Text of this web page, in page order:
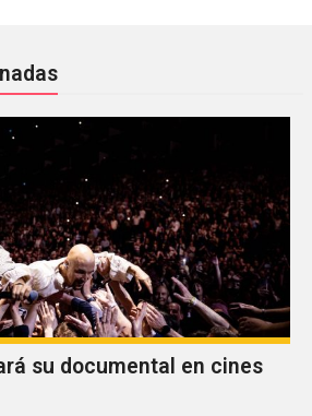
su documental en cines